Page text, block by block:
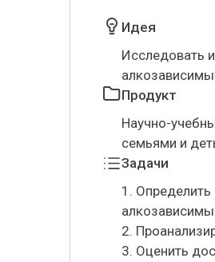
Идея
Исследовать
Продукт
Научно-
семьями и
Задачи
1.
2.
3. Оценить